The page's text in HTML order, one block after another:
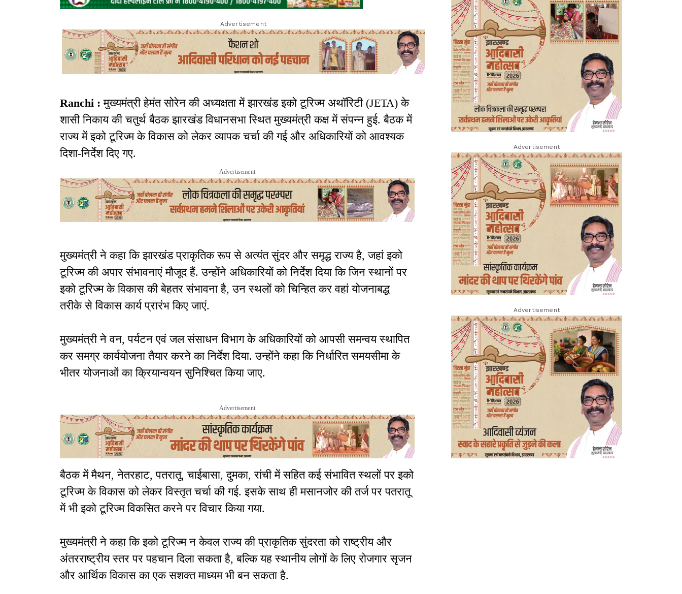
Advertisement
Ranchi :मुख्यमंत्री हेमंत सोरेन की अध्यक्षता में झारखंड इको टूरिज्म अथॉरिटी (JETA) के
शासी निकाय की चतुर्थ बैठक झारखंड विधानसभा स्थित मुख्यमंत्री कक्ष में संपन्न हुई. बैठक में
राज्य में इको टूरिज्म के विकास को लेकर व्यापक चर्चा की गई और अधिकारियों को आवश्यक
दिशा-निर्देश दिए गए.
Advertisement
मुख्यमंत्री ने कहा कि झारखंड प्राकृतिक रूप से अत्यंत सुंदर और समृद्ध राज्य है, जहां इको
टूरिज्म की अपार संभावनाएं मौजूद हैं. उन्होंने अधिकारियों को निर्देश दिया कि जिन स्थानों पर
इको टूरिज्म के विकास की बेहतर संभावना है, उन स्थलों को चिन्हित कर वहां योजनाबद्ध
तरीके से विकास कार्य प्रारंभ किए जाएं.
मुख्यमंत्री ने वन, पर्यटन एवं जल संसाधन विभाग के अधिकारियों को आपसी समन्वय स्थापित
कर समग्र कार्ययोजना तैयार करने का निर्देश दिया. उन्होंने कहा कि निर्धारित समयसीमा के
भीतर योजनाओं का क्रियान्वयन सुनिश्चित किया जाए.
Advertisement
बैठक में मैथन, नेतरहाट, पतरातू, चाईबासा, दुमका, रांची में सहित कई संभावित स्थलों पर इको
टूरिज्म के विकास को लेकर विस्तृत चर्चा की गई. इसके साथ ही मसानजोर की तर्ज पर पतरातू
में भी इको टूरिज्म विकसित करने पर विचार किया गया.
मुख्यमंत्री ने कहा कि इको टूरिज्म न केवल राज्य की प्राकृतिक सुंदरता को राष्ट्रीय और
अंतरराष्ट्रीय स्तर पर पहचान दिला सकता है, बल्कि यह स्थानीय लोगों के लिए रोजगार सृजन
और आर्थिक विकास का एक सशक्त माध्यम भी बन सकता है.
Advertisement
Advertisement